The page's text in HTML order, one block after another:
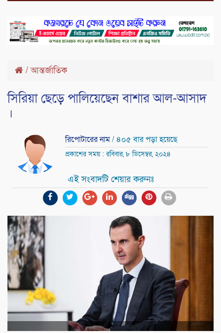
/আন্তর্জাতিক
সিরিয়া ছেড়ে পালিয়েছেন বাশার আল-আসাদ
।
রিপোটারের নাম/ ৪০৫ বার পড়া হয়েছে
প্রকাশের সময় : রবিবার, ৮ ডিসেম্বর, ২০২৪
এই সংবাদটি শেয়ার করুনঃ